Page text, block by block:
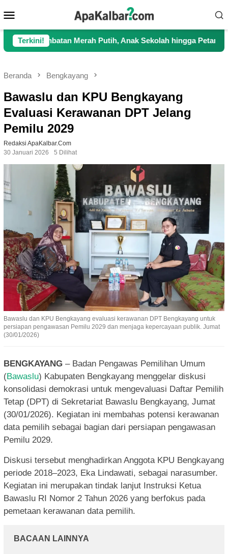
ke
kontenMobile
Terkini!
Merah Putih, Anak Sekolah hingga Petani Kini Kembali
Beranda Bengkayang
Bawaslu dan KPU Bengkayang
Evaluasi Kerawanan DPT Jelang
Pemilu 2029
Redaksi ApaKalbar.com
30 Januari 2026
5 Dilihat
Bawaslu dan KPU Bengkayang evaluasi kerawanan DPT Bengkayang untuk
persiapan pengawasan Pemilu 2029 dan menjaga kepercayaan publik. Jumat
(30/01/2026)
BENGKAYANG – Badan Pengawas Pemilihan Umum
(Bawaslu) Kabupaten Bengkayang menggelar diskusi
konsolidasi demokrasi untuk mengevaluasi Daftar Pemilih
Tetap (DPT) di Sekretariat Bawaslu Bengkayang, Jumat
(30/01/2026). Kegiatan ini membahas potensi kerawanan
data pemilih sebagai bagian dari persiapan pengawasan
Pemilu 2029.
Diskusi tersebut menghadirkan Anggota KPU Bengkayang
periode 2018–2023, Eka Lindawati, sebagai narasumber.
Kegiatan ini merupakan tindak lanjut Instruksi Ketua
Bawaslu RI Nomor 2 Tahun 2026 yang berfokus pada
pemetaan kerawanan data pemilih.
BACAAN LAINNYA